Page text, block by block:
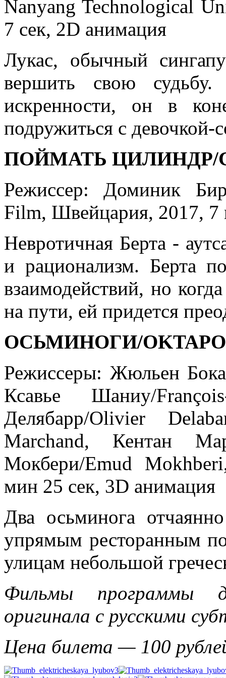
Nanyang Technological
7 сек, 2D анимация
Лукас, обычный
вершить свою
искренности, он в
подружиться с
ПОЙМАТЬ ЦИЛИНДР/
Режиссер: Доминик
Film, Швейцария, 2017, 7
Невротичная Берта -
и рационализм. Берта
взаимодействий, но
на пути, ей придется
ОСЬМИНОГИ/
Режиссеры: Жюльен
Ксавье Шаниу/
Делябарр/Olivier
Marchand, Кентан
Мокбери/Emud
мин 25 сек, 3D анимация
Два осьминога
упрямым ресторанным
улицам небольшой
Фильмы программы
оригинала с русскими
Цена билета— 100